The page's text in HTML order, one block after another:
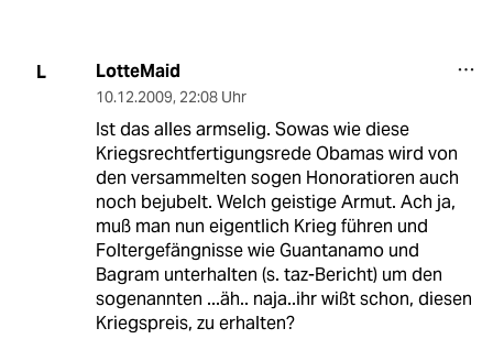
L LotteMaid
10.12.2009, 22:08 Uhr
Ist das alles armselig. Sowas wie diese
Kriegsrechtfertigungsrede Obamas wird von
den versammelten sogen Honoratioren auch
noch bejubelt. Welch geistige Armut. Ach ja,
muß man nun eigentlich Krieg führen und
Foltergefängnisse wie Guantanamo und
Bagram unterhalten (s. taz-Bericht) um den
sogenannten ...äh.. naja..ihr wißt schon, diesen
Kriegspreis, zu erhalten?